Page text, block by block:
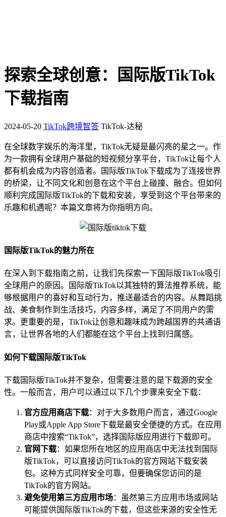
探索全球创意：国际版TikTok
下载指南
2024-05-20 TikTok跨境智答 TikTok-达秘
在全球数字娱乐的海洋里，TikTok无疑是最闪亮的星之一。作
为一款拥有全球用户基础的短视频分享平台，TikTok让每个人
都有机会成为内容创造者。国际版TikTok下载成为了连接世界
的桥梁，让不同文化和创意在这个平台上碰撞、融合。但如何
顺利完成国际版TikTok的下载和安装，享受到这个平台带来的
乐趣和机遇呢？本篇文章将为你指明方向。
国际版TikTok的魅力所在
在深入到下载指南之前，让我们先探索一下国际版TikTok吸引
全球用户的原因。国际版TikTok以其独特的算法推荐系统，能
够根据用户的喜好和互动行为，推送最适合的内容。从舞蹈挑
战、美食制作到生活技巧，内容多样，满足了不同用户的需
求。更重要的是，TikTok让创意和趣味成为跨越国界的共通语
言，让世界各地的人们都能在这个平台上找到归属感。
如何下载国际版TikTok
下载国际版TikTok并不复杂，但需要注意的是下载源的安全
性。一般而言，用户可以通过以下几个步骤来安全下载：
官方应用商店下载：对于大多数用户而言，通过Google
Play或Apple App Store下载是最安全便捷的方式。在应用
商店中搜索“TikTok”，选择国际版应用进行下载即可。
官网下载：如果您所在地区的应用商店中无法找到国际
版TikTok，可以直接访问TikTok的官方网站下载安装
包。这种方式同样安全可靠，但要确保您访问的是
TikTok的官方网站。
避免使用第三方应用市场：虽然第三方应用市场或网站
可能提供国际版TikTok的下载，但这些来源的安全性无